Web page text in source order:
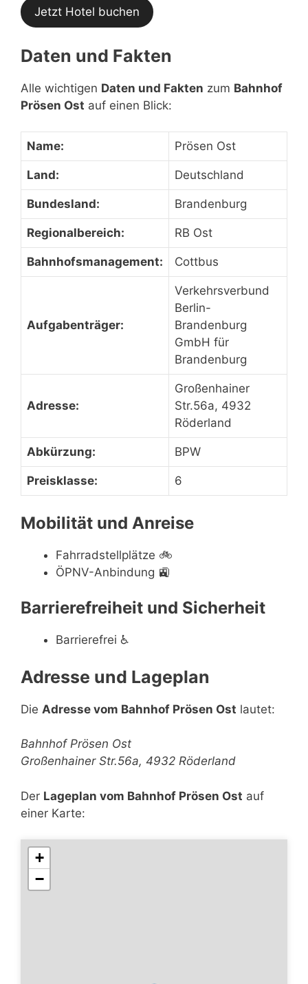
Jetzt Hotel buchen
Daten und Fakten
Alle wichtigen Daten und Fakten zum Bahnhof
Prösen Ost auf einen Blick:
Name: Prösen Ost
Land: Deutschland
Bundesland: Brandenburg
Regionalbereich: RB Ost
Bahnhofsmanagement: Cottbus
Aufgabenträger:
Verkehrsverbund
Berlin-
Brandenburg
GmbH für
Brandenburg
Adresse:
Großenhainer
Str.56a, 4932
Röderland
Abkürzung: BPW
Preisklasse: 6
Mobilität und Anreise
Fahrradstellplätze 🚲
ÖPNV-Anbindung 🚉
Barrierefreiheit und Sicherheit
Barrierefrei ♿
Adresse und Lageplan
Die Adresse vom Bahnhof Prösen Ost lautet:
Bahnhof Prösen Ost
Großenhainer Str.56a, 4932 Röderland
Der Lageplan vom Bahnhof Prösen Ost auf
einer Karte:
+
−